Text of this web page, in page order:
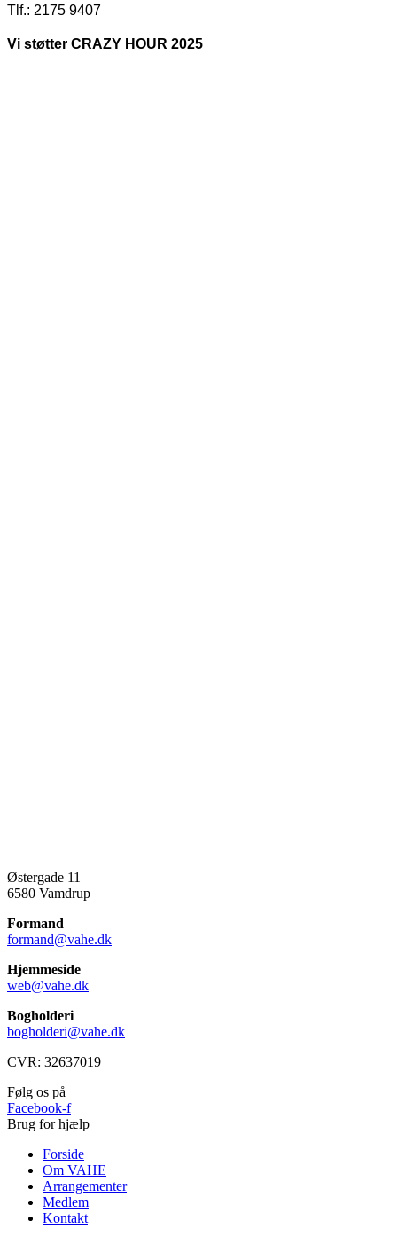
Tlf.: 2175 9407
Vi støtter CRAZY HOUR 2025
Østergade 11
6580 Vamdrup
Formand
formand@vahe.dk
Hjemmeside
web@vahe.dk
Bogholderi
bogholderi@vahe.dk
CVR: 32637019
Følg os på
Facebook-f
Brug for hjælp
Forside
Om VAHE
Arrangementer
Medlem
Kontakt